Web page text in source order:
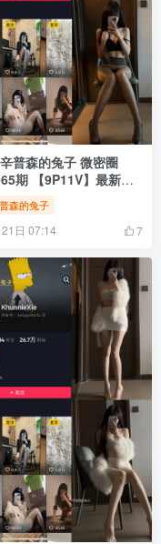
普森的兔子 微密圈
期 【9P11V】最新
森的兔子
日 07:14 7